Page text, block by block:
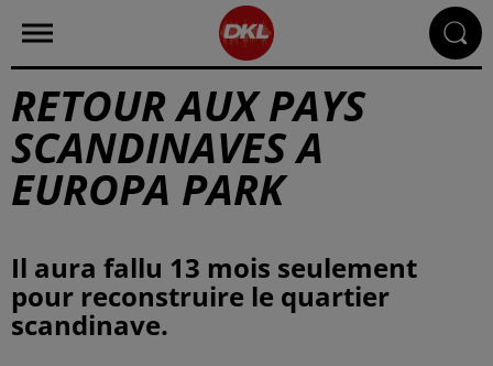
RETOUR AUX PAYS
SCANDINAVES A
EUROPA PARK
Il aura fallu 13 mois seulement
pour reconstruire le quartier
scandinave.